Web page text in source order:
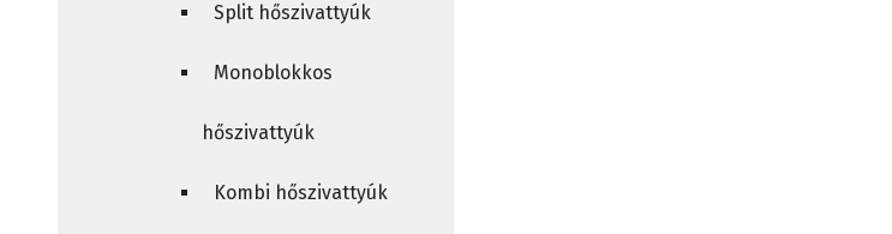
Split hőszivattyúk
Monoblokkos
hőszivattyúk
Kombi hőszivattyúk